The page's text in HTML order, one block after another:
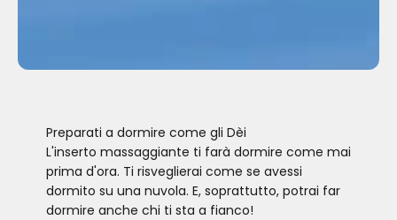
Preparati a dormire come gli Dèi
L'inserto massaggiante ti farà dormire come mai
prima d'ora. Ti risveglierai come se avessi
dormito su una nuvola. E, soprattutto, potrai far
dormire anche chi ti sta a fianco!